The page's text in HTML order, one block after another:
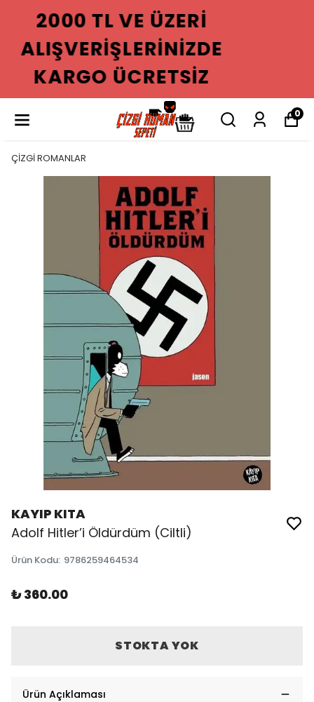
2000 TL VE ÜZERI
ALIŞVERIŞLERINIZDE
KARGO ÜCRETSIZ
0
ÇİZGİ ROMANLAR
KAYIP KITA
Adolf Hitler’i Öldürdüm (Ciltli)
Ürün Kodu: 9786259464534
₺ 360.00
STOKTA YOK
Ürün Açıklaması